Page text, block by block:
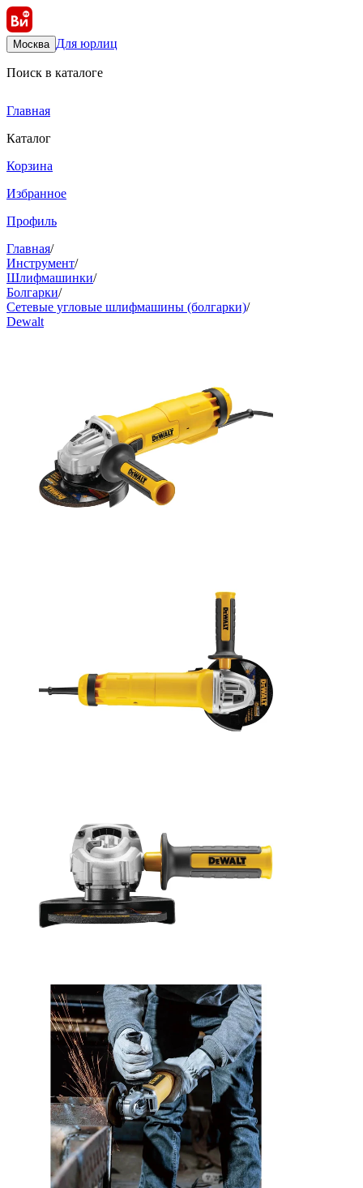
Москва Для юрлиц
Поиск в каталоге
Главная
Каталог
Корзина
Избранное
Профиль
Главная/
Инструмент/
Шлифмашинки/
Болгарки/
Сетевые угловые шлифмашины (болгарки)/
Dewalt